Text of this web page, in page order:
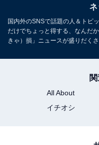
ネ
国内外のSNSで話題の人＆トピ
だけでちょっと得する、なんだ
きゃ）損」ニュースが盛りだくさ
All About
イチオシ